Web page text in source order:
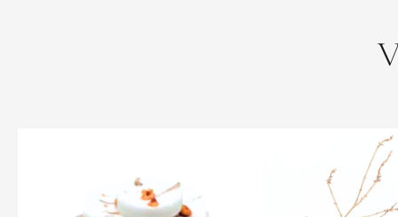
16,90 €
42,90 €